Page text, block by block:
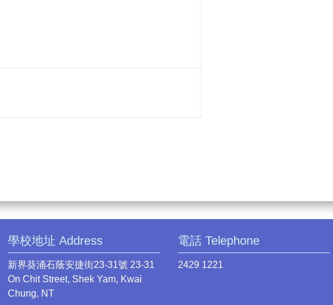
學校地址 Address
新界葵涌石蔭安捷街23-31號 23-31
On Chit Street, Shek Yam, Kwai
Chung, NT
電話 Telephone
2429 1221